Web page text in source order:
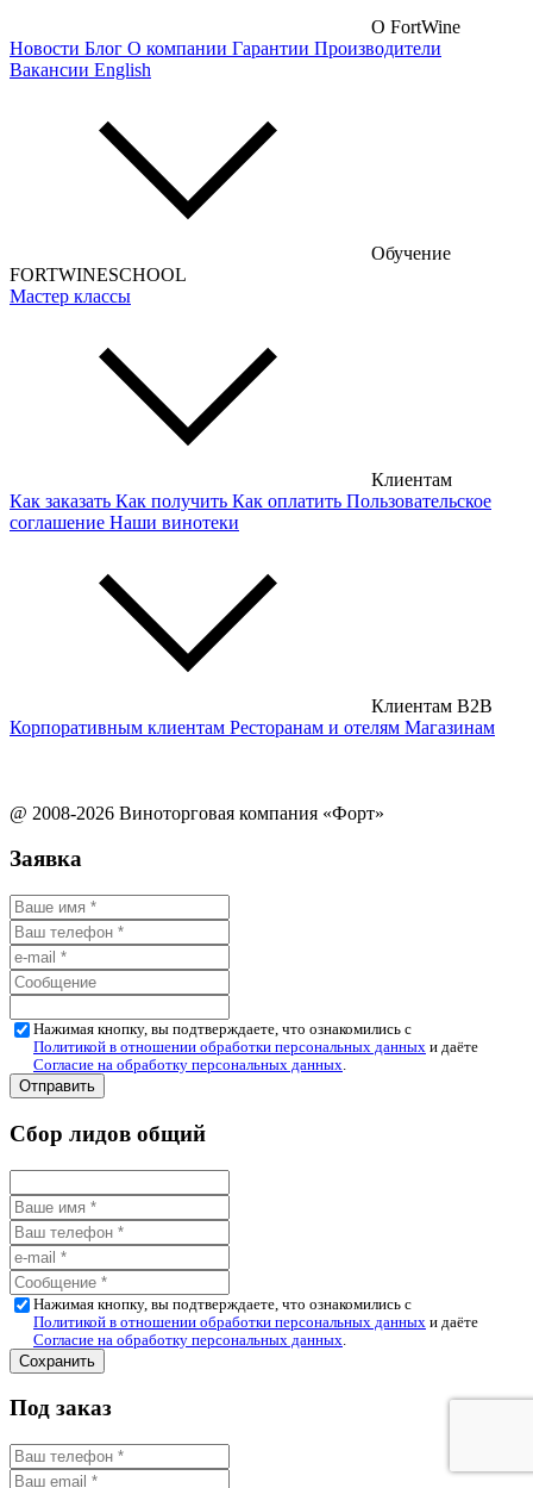
О FortWine
Новости Блог О компании Гарантии Производители
Вакансии English
Обучение
FORTWINESCHOOL
Мастер классы
Клиентам
Как заказать Как получить Как оплатить Пользовательское
соглашение Наши винотеки
Клиентам B2B
Корпоративным клиентам Ресторанам и отелям Магазинам
@ 2008-2026 Виноторговая компания «Форт»
Заявка
Нажимая кнопку, вы подтверждаете, что ознакомились с
Политикой в отношении обработки персональных данных и даёте
Согласие на обработку персональных данных.
Сбор лидов общий
Нажимая кнопку, вы подтверждаете, что ознакомились с
Политикой в отношении обработки персональных данных и даёте
Согласие на обработку персональных данных
Под заказ